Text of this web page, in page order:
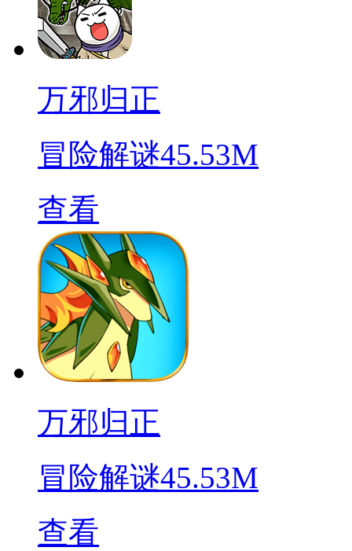
万邪归正
冒险解谜45.53M
查看
万邪归正
冒险解谜45.53M
查看